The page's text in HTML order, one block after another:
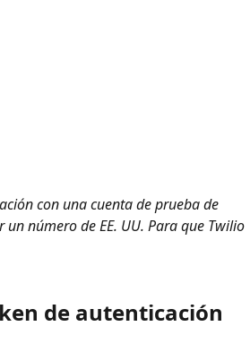
con una cuenta de prueba de
número de EE. UU. Para que Twilio
de autenticación